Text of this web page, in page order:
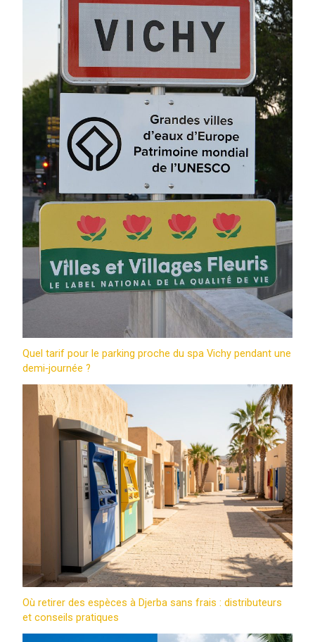
Quel tarif pour le parking proche du spa Vichy pendant une
demi‑journée ?
Où retirer des espèces à Djerba sans frais : distributeurs
et conseils pratiques